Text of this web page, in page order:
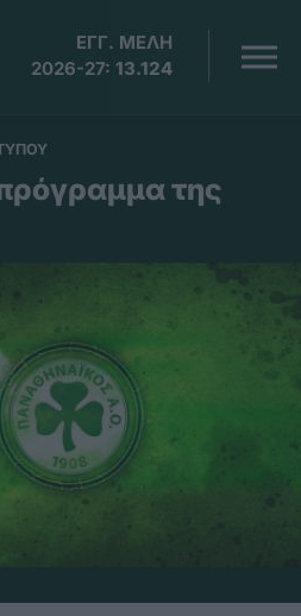
ΕΓΓ. ΜΕΛΗ
2026-27: 13.124
της